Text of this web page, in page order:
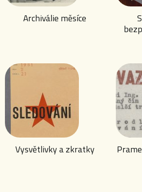
Archiválie měsíce
Vysvětlivky a zkratky